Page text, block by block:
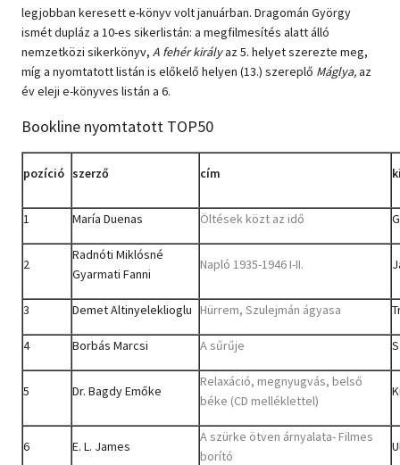
legjobban keresett e-könyv volt januárban. Dragomán György
ismét dupláz a 10-es sikerlistán: a megfilmesítés alatt álló
nemzetközi sikerkönyv, A fehér királyaz 5. helyet szerezte meg,
míg a nyomtatott listán is előkelő helyen (13.) szereplő Máglya,az
év eleji e-könyves listán a 6.
Bookline nyomtatott TOP50
pozíció szerző cím
1 María Duenas Öltések közt az idő
2
Radnóti Miklósné
Gyarmati Fanni
Napló 1935-1946 I-II.
3 Demet Altinyeleklioglu Hürrem, Szulejmán ágyasa
4 Borbás Marcsi A sűrűje
5 Dr. Bagdy Emőke
Relaxáció, megnyugvás, belső
béke (CD melléklettel)
6 E. L. James
A szürke ötven árnyalata- Filmes
borító